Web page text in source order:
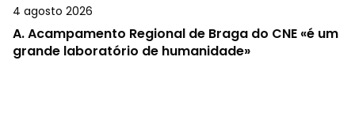
4 agosto 2026
A.Acampamento Regional de Braga do CNE «é um
grande laboratório de humanidade»